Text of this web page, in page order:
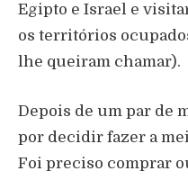
Egipto e Israel e
os territórios
lhe queiram chamar).
Depois de um par de
por decidir fazer a
Foi preciso comprar